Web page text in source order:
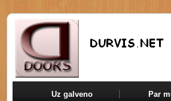
Uz galveno Par